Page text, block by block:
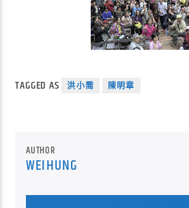
TAGGED AS 洪小喬 陳明章
AUTHOR
WEIHUNG